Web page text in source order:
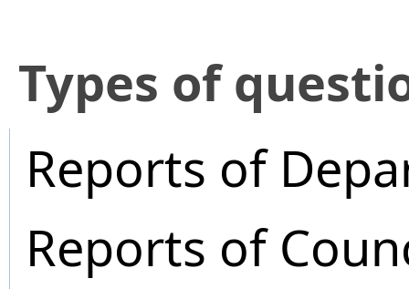
​Types of
Reports of
Reports of